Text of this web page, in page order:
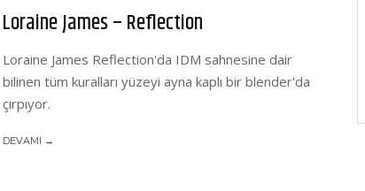
Loraine James – Reflection
Loraine James Reflection'da IDM sahnesine dair
bilinen tüm kuralları yüzeyi ayna kaplı bir blender'da
çırpıyor.
DEVAMI →